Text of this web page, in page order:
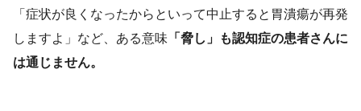
「症状が良くなったからといって中止すると胃潰瘍が再発
しますよ」など、ある意味 「脅し」も認知症の患者さんに
は通じません。